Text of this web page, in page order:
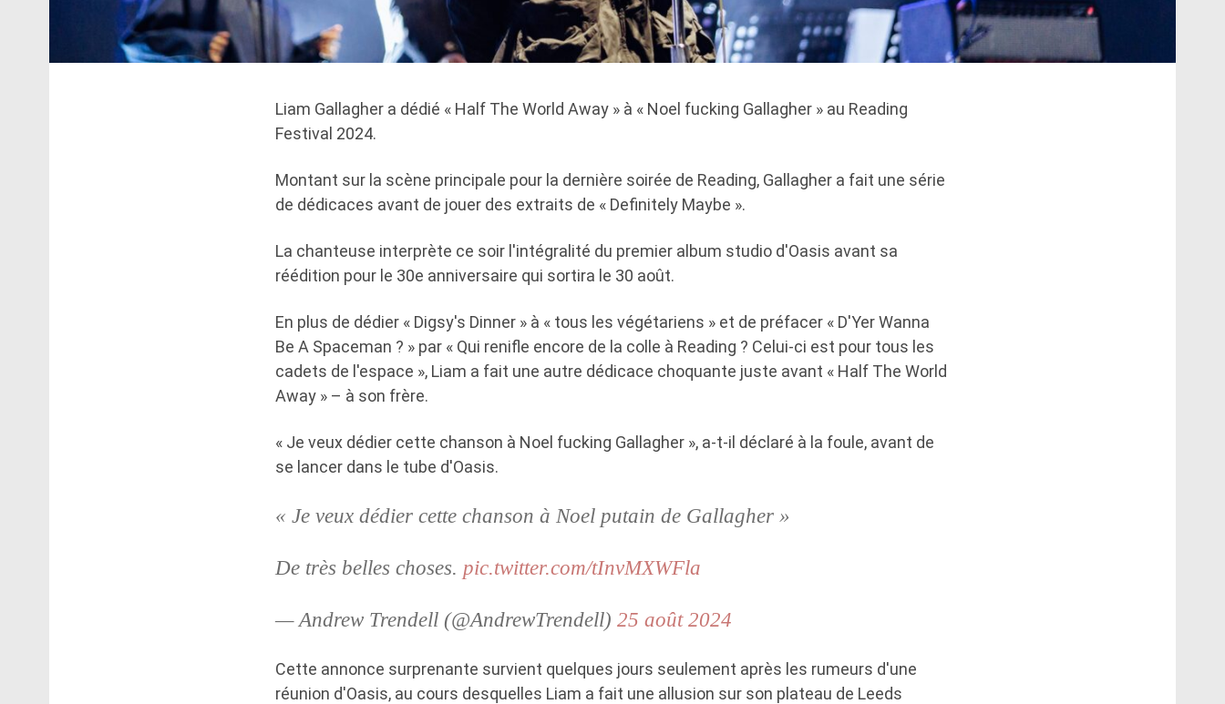
Liam Gallagher a dédié « Half The World Away » à « Noel fucking Gallagher » au Reading
Festival 2024.
Montant sur la scène principale pour la dernière soirée de Reading, Gallagher a fait une série
de dédicaces avant de jouer des extraits de « Definitely Maybe ».
La chanteuse interprète ce soir l'intégralité du premier album studio d'Oasis avant sa
réédition pour le 30e anniversaire qui sortira le 30 août.
En plus de dédier « Digsy's Dinner » à « tous les végétariens » et de préfacer « D'Yer Wanna
Be A Spaceman ? » par « Qui renifle encore de la colle à Reading ? Celui-ci est pour tous les
cadets de l'espace », Liam a fait une autre dédicace choquante juste avant « Half The World
Away » – à son frère.
« Je veux dédier cette chanson à Noel fucking Gallagher », a-t-il déclaré à la foule, avant de
se lancer dans le tube d'Oasis.
« Je veux dédier cette chanson à Noel putain de Gallagher »
De très belles choses. pic.twitter.com/tInvMXWFla
— Andrew Trendell (@AndrewTrendell) 25 août 2024
Cette annonce surprenante survient quelques jours seulement après les rumeurs d'une
réunion d'Oasis, au cours desquelles Liam a fait une allusion sur son plateau de Leeds